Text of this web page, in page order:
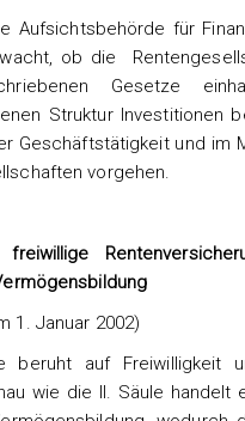
Aufsichtsbehörde für
ob die
Gesetze
Struktur Investitionen
Geschäftstätigkeit und im
vorgehen.
1. Januar 2002)
beruht auf Freiwilligkeit
wie die II. Säule handelt